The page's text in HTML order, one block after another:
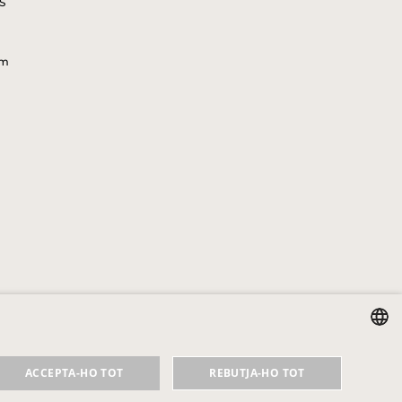
ENGLISH
ACCEPTA-HO TOT REBUTJA-HO TOT